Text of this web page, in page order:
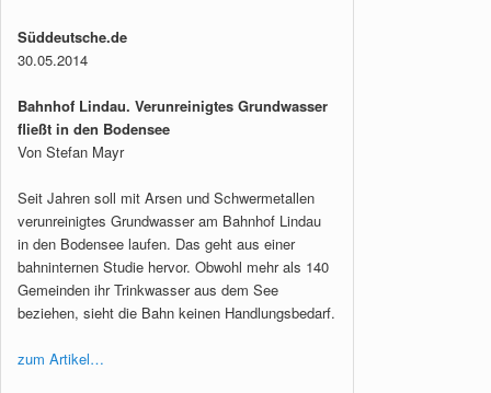
Süddeutsche.de
30.05.2014
Bahnhof Lindau. Verunreinigtes Grundwasser
fließt in den Bodensee
Von Stefan Mayr
Seit Jahren soll mit Arsen und Schwermetallen
verunreinigtes Grundwasser am Bahnhof Lindau
in den Bodensee laufen. Das geht aus einer
bahninternen Studie hervor. Obwohl mehr als 140
Gemeinden ihr Trinkwasser aus dem See
beziehen, sieht die Bahn keinen Handlungsbedarf.
zum Artikel…